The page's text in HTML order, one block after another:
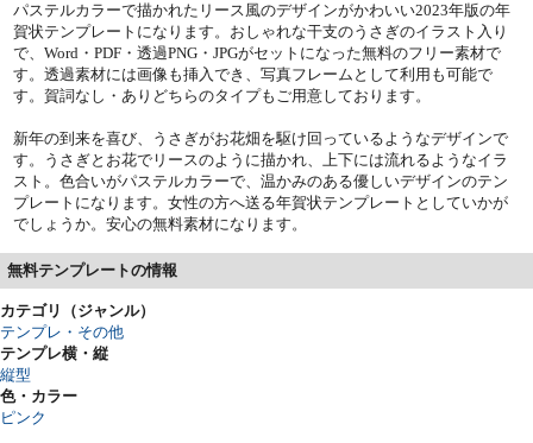
パステルカラーで描かれたリース風のデザインがかわいい2023年版の年
賀状テンプレートになります。おしゃれな干支のうさぎのイラスト入り
で、Word・PDF・透過PNG・JPGがセットになった無料のフリー素材で
す。透過素材には画像も挿入でき、写真フレームとして利用も可能で
す。賀詞なし・ありどちらのタイプもご用意しております。
新年の到来を喜び、うさぎがお花畑を駆け回っているようなデザインで
す。うさぎとお花でリースのように描かれ、上下には流れるようなイラ
スト。色合いがパステルカラーで、温かみのある優しいデザインのテン
プレートになります。女性の方へ送る年賀状テンプレートとしていかが
でしょうか。安心の無料素材になります。
無料テンプレートの情報
カテゴリ（ジャンル）
テンプレ・その他
テンプレ横・縦
縦型
色・カラー
ピンク